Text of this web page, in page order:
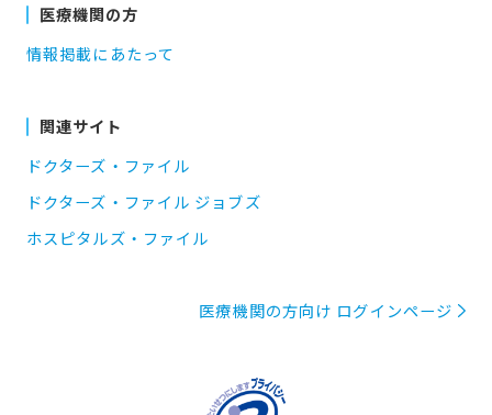
医療機関の方
情報掲載にあたって
関連サイト
ドクターズ・ファイル
ドクターズ・ファイル ジョブズ
ホスピタルズ・ファイル
医療機関の方向け ログインページ